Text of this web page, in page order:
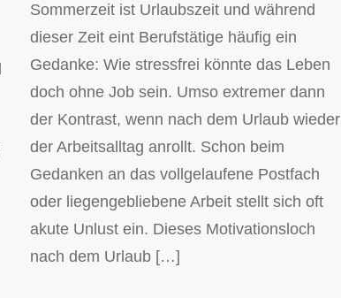
Sommerzeit ist Urlaubszeit und während
dieser Zeit eint Berufstätige häufig ein
Gedanke: Wie stressfrei könnte das Leben
doch ohne Job sein. Umso extremer dann
der Kontrast, wenn nach dem Urlaub wieder
der Arbeitsalltag anrollt. Schon beim
Gedanken an das vollgelaufene Postfach
oder liegengebliebene Arbeit stellt sich oft
akute Unlust ein. Dieses Motivationsloch
nach dem Urlaub […]